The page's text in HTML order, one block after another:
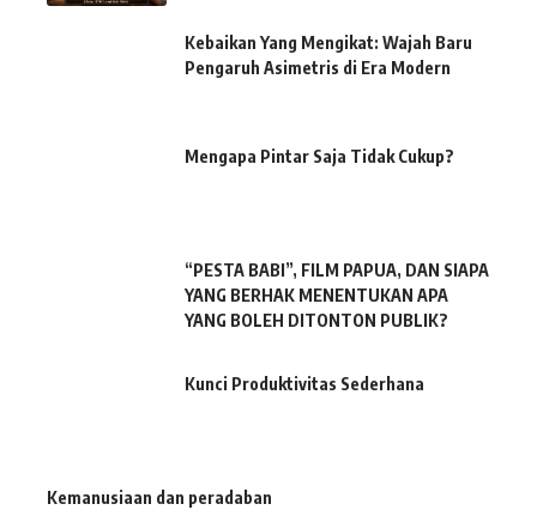
Kebaikan Yang Mengikat: Wajah Baru
Pengaruh Asimetris di Era Modern
Mengapa Pintar Saja Tidak Cukup?
“PESTA BABI”, FILM PAPUA, DAN SIAPA
YANG BERHAK MENENTUKAN APA
YANG BOLEH DITONTON PUBLIK?
Kunci Produktivitas Sederhana
Kemanusiaan dan peradaban